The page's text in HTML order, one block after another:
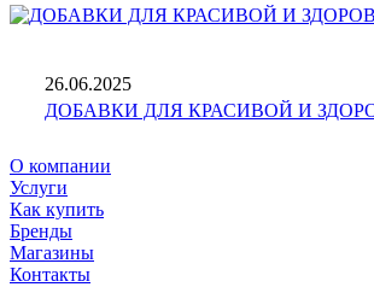
26.06.2025
ДОБАВКИ ДЛЯ КРАСИВОЙ И
О компании
Услуги
Как купить
Бренды
Магазины
Контакты